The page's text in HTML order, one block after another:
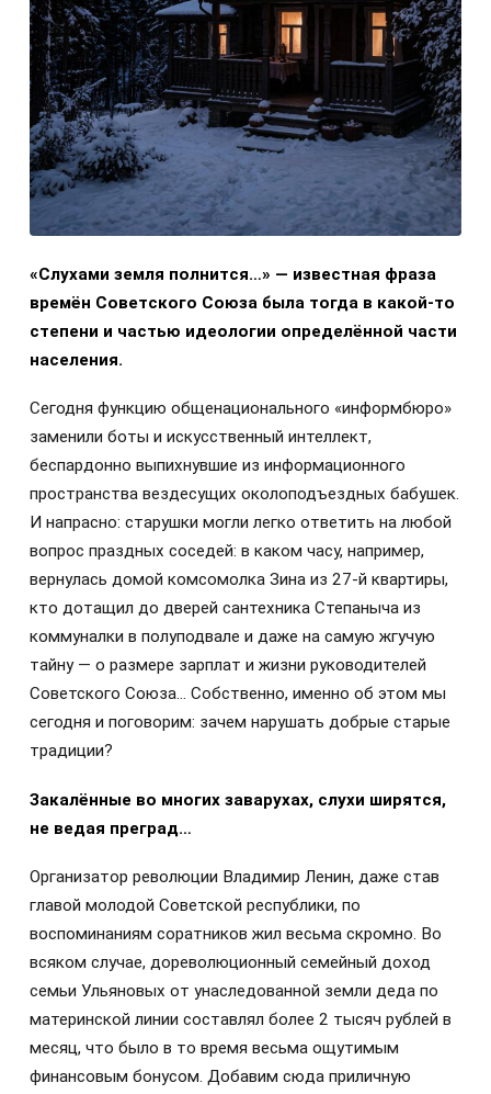
«Слухами земля полнится…» — известная фраза
времён Советского Союза была тогда в какой-то
степени и частью идеологии определённой части
населения.
Сегодня функцию общенационального «информбюро»
заменили боты и искусственный интеллект,
беспардонно выпихнувшие из информационного
пространства вездесущих околоподъездных бабушек.
И напрасно: старушки могли легко ответить на любой
вопрос праздных соседей: в каком часу, например,
вернулась домой комсомолка Зина из 27-й квартиры,
кто дотащил до дверей сантехника Степаныча из
коммуналки в полуподвале и даже на самую жгучую
тайну — о размере зарплат и жизни руководителей
Советского Союза… Собственно, именно об этом мы
сегодня и поговорим: зачем нарушать добрые старые
традиции?
Закалённые во многих заварухах, слухи ширятся,
не ведая преград…
Организатор революции Владимир Ленин, даже став
главой молодой Советской республики, по
воспоминаниям соратников жил весьма скромно. Во
всяком случае, дореволюционный семейный доход
семьи Ульяновых от унаследованной земли деда по
материнской линии составлял более 2 тысяч рублей в
месяц, что было в то время весьма ощутимым
финансовым бонусом. Добавим сюда приличную